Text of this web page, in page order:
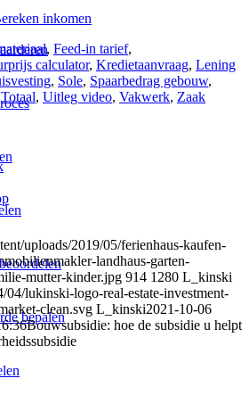
bepalen
inkomen
, Feed-in tarief,
calculator, Kredietaanvraag, Lening
, Sole, Spaarbedrag gebouw,
Totaal, Uitleg video, Vakwerk, Zaak
uploads/2019/05/ferienhaus-kaufen-
landhaus-garten-
mutter-kinder.jpg 914 1280 L_kinski
04/lukinski-logo-real-estate-investment-
clean.svg L_kinski2021-10-06
Bouwsubsidie: hoe de subsidie u helpt